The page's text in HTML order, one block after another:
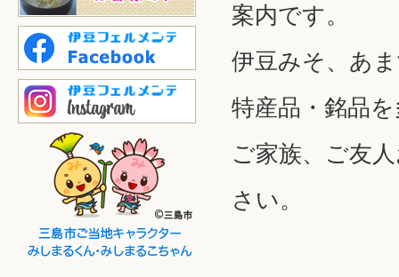
案内です。
伊豆みそ、あ
特産品・銘品
ご家族、ご友
さい。